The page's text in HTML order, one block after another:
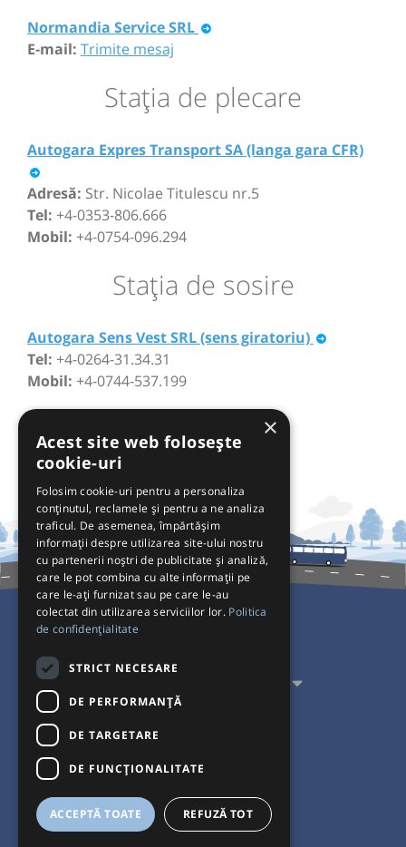
Normandia Service SRL
E-mail: Trimite mesaj
Staţia de plecare
Autogara Expres Transport SA (langa gara CFR)
Adresă: Str. Nicolae Titulescu nr.5
Tel: +4-0353-806.666
Mobil: +4-0754-096.294
Staţia de sosire
Autogara Sens Vest SRL (sens giratoriu)
Tel: +4-0264-31.34.31
Mobil: +4-0744-537.199
Acceptăm plăți cu
×
Acest site web folosește
cookie-uri
Folosim cookie-uri pentru a personaliza
conținutul, reclamele și pentru a ne analiza
traficul. De asemenea, împărtășim
informații despre utilizarea site-ului nostru
cu partenerii noștri de publicitate și analiză,
care le pot combina cu alte informații pe
care le-ați furnizat sau pe care le-au
colectat din utilizarea serviciilor lor. Politica
de confidențialitate
STRICT NECESARE
DE PERFORMANȚĂ
DE TARGETARE
DE FUNCŢIONALITATE
ACCEPTĂ TOATE REFUZĂ TOT